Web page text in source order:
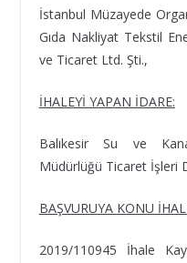
İstanbul Müzayede
Gıda Nakliyat Tekstil
ve Ticaret Ltd. Şti.,
İHALEYİ YAPAN İDARE:
Balıkesir Su ve
Müdürlüğü Ticaret İşleri
BAŞVURUYA KONU
2019/110945 İhale